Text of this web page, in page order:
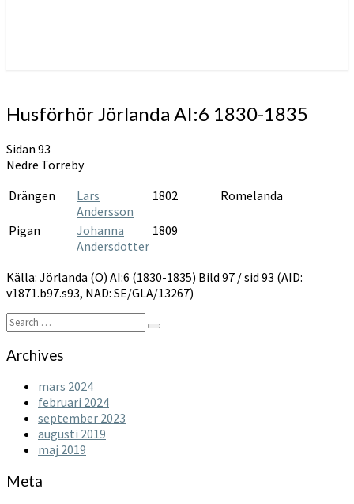
Husförhör
Jörlanda
1830-
1835
Husförhör Jörlanda AI:6 1830-1835
Sidan 93
Nedre Törreby
Drängen
Lars
Andersson
1802 Romelanda
Pigan
Johanna
Andersdotter
1809
Källa: Jörlanda (O) AI:6 (1830-1835) Bild 97 / sid 93 (AID:
v1871.b97.s93, NAD: SE/GLA/13267)
Search
for:
Search
Archives
mars 2024
februari 2024
september 2023
augusti 2019
maj 2019
Meta